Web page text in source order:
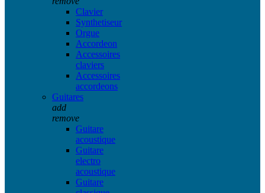
Clavier
Synthetiseur
Orgue
Accordeon
Accessoires
claviers
Accessoires
accordeons
Guitares
add
remove
Guitare
acoustique
Guitare
electro
acoustique
Guitare